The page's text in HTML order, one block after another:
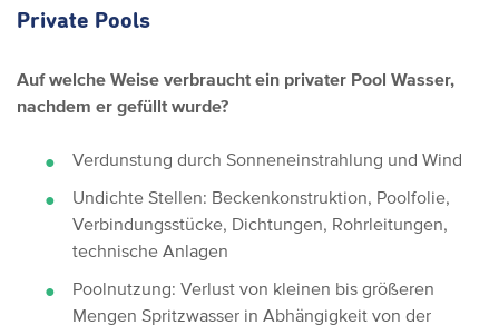
Private Pools
Auf welche Weise verbraucht ein privater Pool Wasser,
nachdem er gefüllt wurde?
Verdunstung durch Sonneneinstrahlung und Wind
Undichte Stellen: Beckenkonstruktion, Poolfolie,
Verbindungsstücke, Dichtungen, Rohrleitungen,
technische Anlagen
Poolnutzung: Verlust von kleinen bis größeren
Mengen Spritzwasser in Abhängigkeit von der